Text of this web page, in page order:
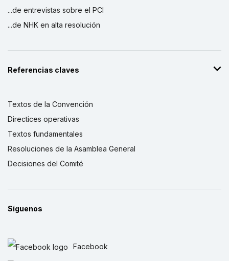
...de entrevistas sobre el PCI
...de NHK en alta resolución
Referencias claves
Textos de la Convención
Directices operativas
Textos fundamentales
Resoluciones de la Asamblea General
Decisiones del Comité
Síguenos
Facebook